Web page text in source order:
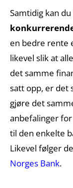
Samtidig kan
en bedre rente
likevel slik at
det samme
satt opp, er det
gjøre det
anbefalinger
til den enkelte
Likevel følger
Norges Bank.